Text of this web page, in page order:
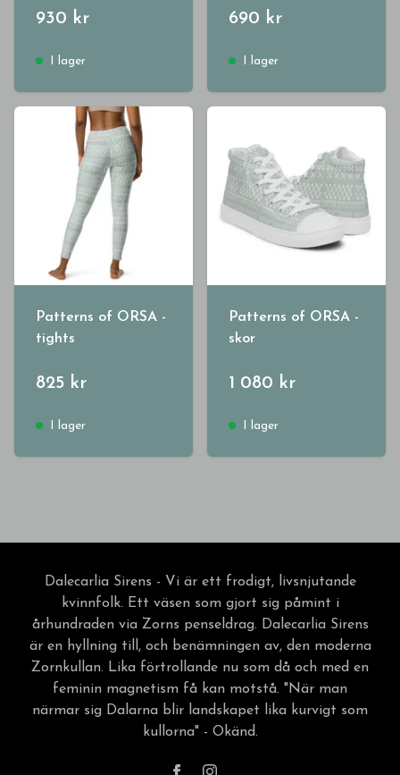
930 kr
I lager
690 kr
I lager
Patterns of ORSA -
tights
825 kr
I lager
Patterns of ORSA -
skor
1 080 kr
I lager
Dalecarlia Sirens - Vi är ett frodigt, livsnjutande
kvinnfolk. Ett väsen som gjort sig påmint i
århundraden via Zorns penseldrag. Dalecarlia Sirens
är en hyllning till, och benämningen av, den moderna
Zornkullan. Lika förtrollande nu som då och med en
feminin magnetism få kan motstå. "När man
närmar sig Dalarna blir landskapet lika kurvigt som
kullorna" - Okänd.